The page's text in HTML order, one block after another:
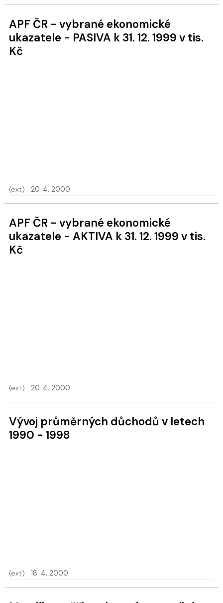
APF ČR - vybrané ekonomické
ukazatele - PASIVA k 31. 12. 1999 v tis.
Kč
(ext) 20. 4. 2000
APF ČR - vybrané ekonomické
ukazatele - AKTIVA k 31. 12. 1999 v tis.
Kč
(ext) 20. 4. 2000
Vývoj průměrných důchodů v letech
1990 - 1998
(ext) 18. 4. 2000